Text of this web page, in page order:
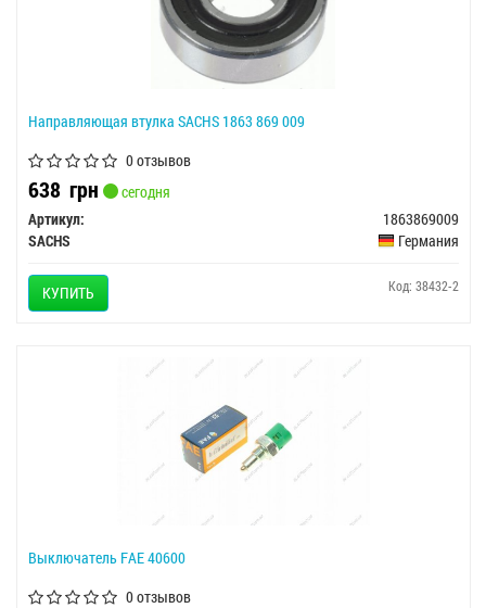
Направляющая втулка SACHS 1863 869 009
0 отзывов
638 грн
сегодня
Артикул:
1863869009
SACHS
Германия
КУПИТЬ Код: 38432-2
Выключатель FAE 40600
0 отзывов